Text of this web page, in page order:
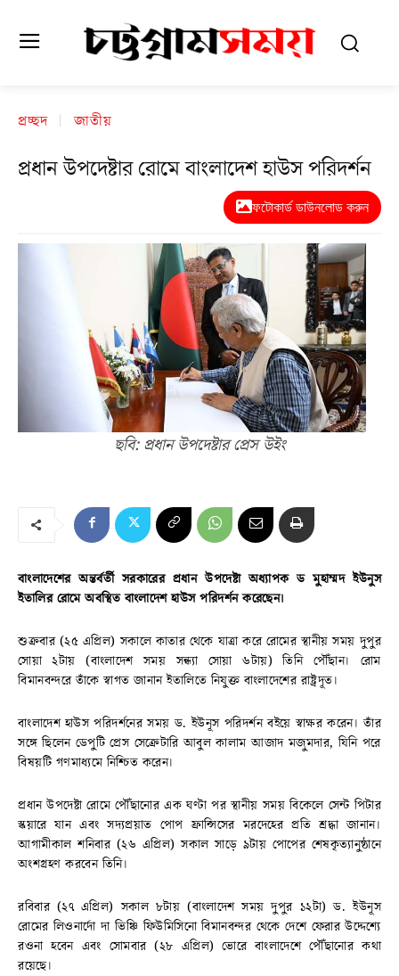
প্রচ্ছদ জাতীয়
প্রধান উপদেষ্টার রোমে বাংলাদেশ হাউস পরিদর্শন
ফটোকার্ড ডাউনলোড করুন
ছবি: প্রধান উপদেষ্টার প্রেস উইং
বাংলাদেশের অন্তর্বর্তী সরকারের প্রধান উপদেষ্টা অধ্যাপক ড মুহাম্মদ ইউনুস
ইতালির রোমে অবস্থিত বাংলাদেশ হাউস পরিদর্শন করেছেন।
শুক্রবার (২৫ এপ্রিল) সকালে কাতার থেকে যাত্রা করে রোমের স্থানীয় সময় দুপুর
সোয়া ২টায় (বাংলাদেশ সময় সন্ধ্যা সোয়া ৬টায়) তিনি পৌঁছান। রোম
বিমানবন্দরে তাঁকে স্বাগত জানান ইতালিতে নিযুক্ত বাংলাদেশের রাষ্ট্রদূত।
বাংলাদেশ হাউস পরিদর্শনের সময় ড. ইউনূস পরিদর্শন বইয়ে স্বাক্ষর করেন। তাঁর
সঙ্গে ছিলেন ডেপুটি প্রেস সেক্রেটারি আবুল কালাম আজাদ মজুমদার, যিনি পরে
বিষয়টি গণমাধ্যমে নিশ্চিত করেন।
প্রধান উপদেষ্টা রোমে পৌঁছানোর এক ঘণ্টা পর স্থানীয় সময় বিকেলে সেন্ট পিটার
স্কয়ারে যান এবং সদ্যপ্রয়াত পোপ ফ্রান্সিসের মরদেহের প্রতি শ্রদ্ধা জানান।
আগামীকাল শনিবার (২৬ এপ্রিল) সকাল সাড়ে ৯টায় পোপের শেষকৃত্যানুষ্ঠানে
অংশগ্রহণ করবেন তিনি।
রবিবার (২৭ এপ্রিল) সকাল ৮টায় (বাংলাদেশ সময় দুপুর ১২টা) ড. ইউনূস
রোমের লিওনার্দো দা ভিঞ্চি ফিউমিসিনো বিমানবন্দর থেকে দেশে ফেরার উদ্দেশ্যে
রওনা হবেন এবং সোমবার (২৮ এপ্রিল) ভোরে বাংলাদেশে পৌঁছানোর কথা
রয়েছে।